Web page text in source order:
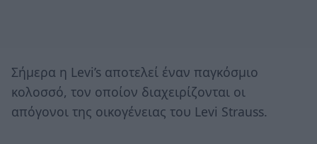
Σήμερα η Levi’s αποτελεί έναν παγκόσμιο
κολοσσό, τον οποίον διαχειρίζονται οι
απόγονοι της οικογένειας του Levi Strauss.